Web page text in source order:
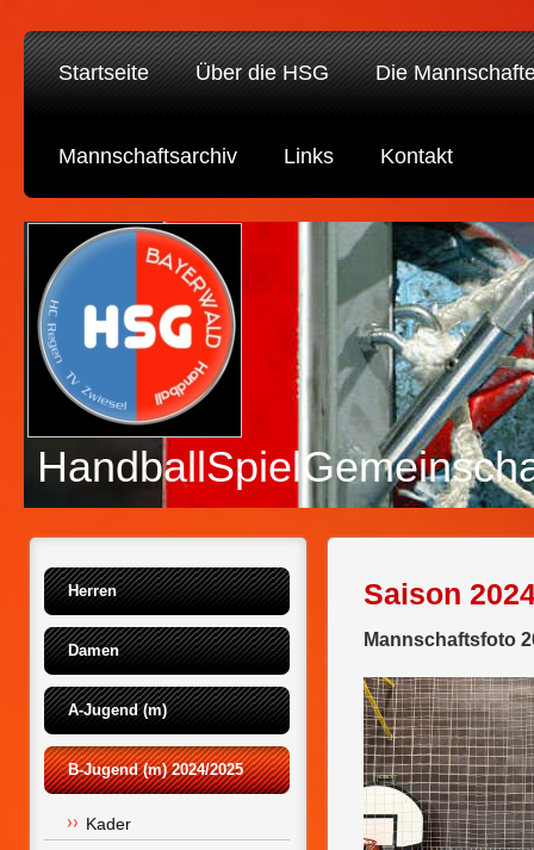
Startseite Über die HSG Die
Mannschaftsarchiv Links Kontakt
Herren
Damen
A-Jugend (m)
B-Jugend (m) 2024/2025
Kader
Saison
Mannschaftsfoto